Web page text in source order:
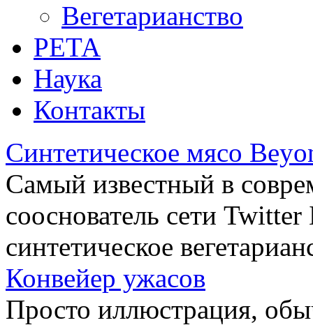
Вегетарианство
РЕТА
Наука
Контакты
Синтетическое мясо
Самый известный в
сооснователь сети
синтетическое
Конвейер ужасов
Просто иллюстрация,